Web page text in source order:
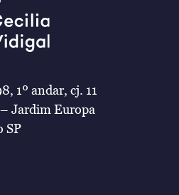
1º andar, cj. 11
Jardim Europa
SP